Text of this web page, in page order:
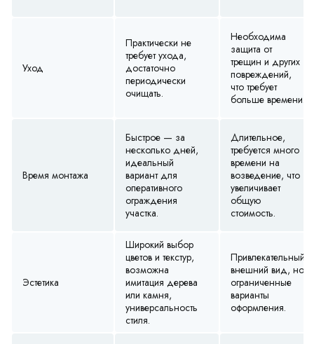
Уход
Практически не
требует ухода,
достаточно
периодически
очищать.
Необходима
защита от
трещин и других
повреждений,
что требует
больше времени.
Время монтажа
Быстрое — за
несколько дней,
идеальный
вариант для
оперативного
ограждения
участка.
Длительное,
требуется много
времени на
возведение, что
увеличивает
общую
стоимость.
Эстетика
Широкий выбор
цветов и текстур,
возможна
имитация дерева
или камня,
универсальность
стиля.
Привлекательный
внешний вид, но
ограниченные
варианты
оформления.